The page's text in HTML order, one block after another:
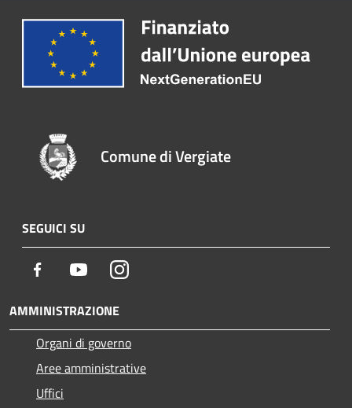
Comune di Vergiate
SEGUICI SU
Facebook YoutubeInstagram
AMMINISTRAZIONE
Organi di governo
Aree amministrative
Uffici